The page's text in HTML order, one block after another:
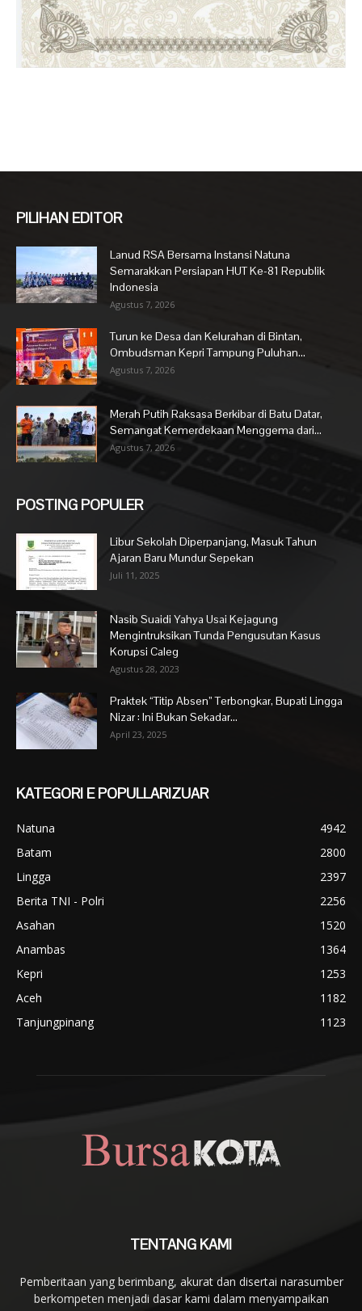
PILIHAN EDITOR
Lanud RSA Bersama Instansi Natuna
Semarakkan Persiapan HUT Ke-81 Republik
Indonesia
Agustus 7, 2026
Turun ke Desa dan Kelurahan di Bintan,
Ombudsman Kepri Tampung Puluhan...
Agustus 7, 2026
Merah Putih Raksasa Berkibar di Batu Datar,
Semangat Kemerdekaan Menggema dari...
Agustus 7, 2026
POSTING POPULER
Libur Sekolah Diperpanjang, Masuk Tahun
Ajaran Baru Mundur Sepekan
Juli 11, 2025
Nasib Suaidi Yahya Usai Kejagung
Mengintruksikan Tunda Pengusutan Kasus
Korupsi Caleg
Agustus 28, 2023
Praktek “Titip Absen” Terbongkar, Bupati Lingga
Nizar : Ini Bukan Sekadar...
April 23, 2025
KATEGORI E POPULLARIZUAR
Natuna
4942
Batam
2800
Lingga
2397
Berita TNI - Polri
2256
Asahan
1520
Anambas
1364
Kepri
1253
Aceh
1182
Tanjungpinang
1123
TENTANG KAMI
Pemberitaan yang berimbang, akurat dan disertai narasumber
berkompeten menjadi dasar kami dalam menyampaikan